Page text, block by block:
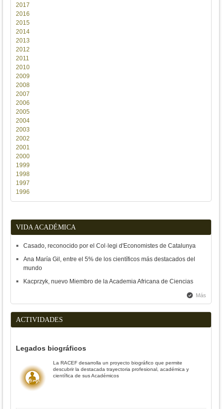
2017
2016
2015
2014
2013
2012
2011
2010
2009
2008
2007
2006
2005
2004
2003
2002
2001
2000
1999
1998
1997
1996
VIDA ACADÉMICA
Casado, reconocido por el Col·legi d'Economistes de Catalunya
Ana María Gil, entre el 5% de los científicos más destacados del
mundo
Kacprzyk, nuevo Miembro de la Academia Africana de Ciencias
Más
ACTIVIDADES
Legados biográficos
La RACEF desarrolla un proyecto biográfico que permite
descubrir la destacada trayectoria profesional, académica y
científica de sus Académicos